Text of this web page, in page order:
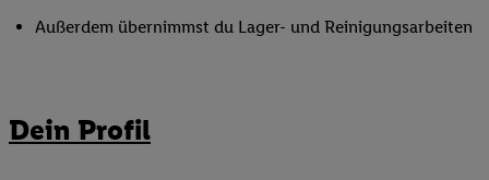
Außerdem übernimmst du Lager- und Reinigungsarbeiten
Dein Profil